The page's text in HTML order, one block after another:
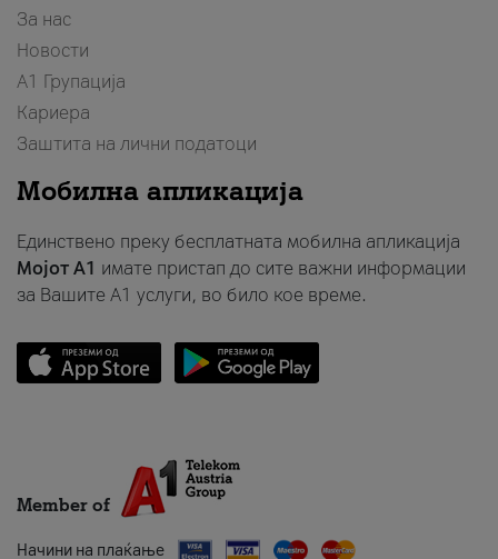
За нас
Новости
А1 Групација
Кариера
Заштита на лични податоци
Мобилна апликација
Единствено преку бесплатната мобилна апликација
Мојот A1 имате пристап до сите важни информации
за Вашите A1 услуги, во било кое време.
Member of
Начини на плаќање